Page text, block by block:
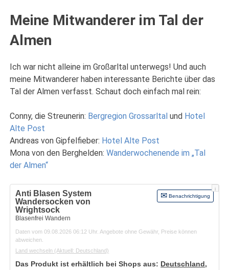
Meine Mitwanderer im Tal der
Almen
Ich war nicht alleine im Großarltal unterwegs! Und auch
meine Mitwanderer haben interessante Berichte über das
Tal der Almen verfasst. Schaut doch einfach mal rein:
Conny, die Streunerin: Bergregion Grossarltal und Hotel
Alte Post
Andreas von Gipfelfieber: Hotel Alte Post
Mona von den Berghelden:Wanderwochenende im „Tal
der Almen“
i
Anti Blasen System
Wandersocken von
Wrightsock
Benachrichtigung
Blasenfrei Wandern
Daten vom 09.08.2026 06:12 Uhr. Angebote ohne Gewähr, Preise können
abweichen.
Land wechseln (Aktuell: Deutschland)
Das Produkt ist erhältlich bei Shops aus: Deutschland,